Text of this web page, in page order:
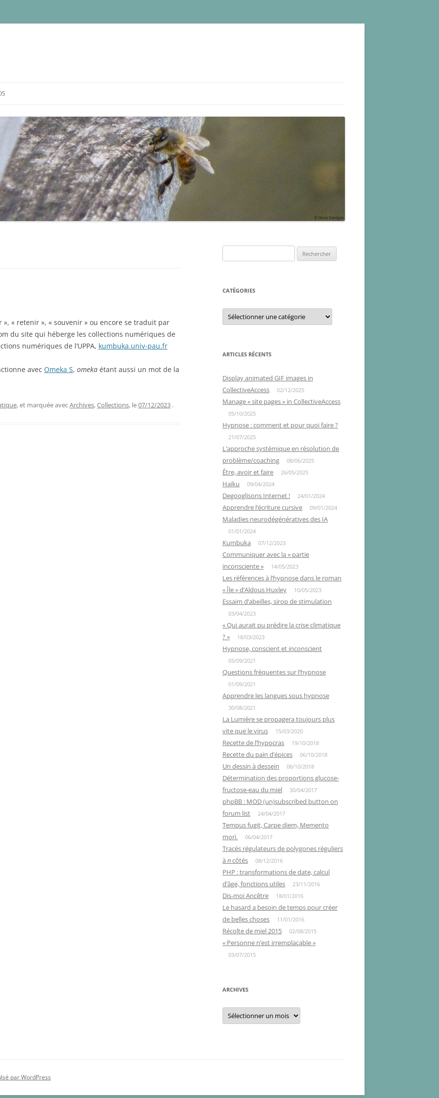
», « retenir », « souvenir » ou encore se traduit par
du site qui héberge les collections numériques de
numériques de l’UPPA, kumbuka.univ-pau.fr
avec Omeka S, omeka étant aussi un mot de la
, et marquée avecArchives,Collections, le07/12/2023 .
CATÉGORIES
Catégories
ARTICLES RÉCENTS
Display animated GIF images in
CollectiveAccess
02/12/2025
Manage « site pages » in CollectiveAccess
05/10/2025
Hypnose : comment et pour quoi faire ?
21/07/2025
L’approche systémique en résolution de
problème/coaching
08/06/2025
Être, avoir et faire 26/05/2025
Haïku 09/04/2024
Degooglisons Internet ! 24/01/2024
Apprendre l’écriture cursive 09/01/2024
Maladies neurodégénératives des IA
01/01/2024
Kumbuka 07/12/2023
Communiquer avec la « partie
inconsciente »
14/05/2023
Les références à l’hypnose dans le roman
« Île » d’Aldous Huxley
10/05/2023
Essaim d’abeilles, sirop de stimulation
03/04/2023
« Qui aurait pu prédire la crise climatique
? »
18/03/2023
Hypnose, conscient et inconscient
05/09/2021
Questions fréquentes sur l’hypnose
01/09/2021
Apprendre les langues sous hypnose
30/08/2021
La Lumière se propagera toujours plus
vite que le virus
15/03/2020
Recette de l’hypocras 19/10/2018
Recette du pain d’épices 06/10/2018
Un dessin à dessein 06/10/2018
Détermination des proportions glucose-
fructose-eau du miel
30/04/2017
phpBB : MOD (un)subscribed button on
forum list
24/04/2017
Tempus fugit, Carpe diem, Memento
mori.
06/04/2017
Tracés régulateurs de polygones réguliers
à ncôtés 08/12/2016
PHP : transformations de date, calcul
d’âge, fonctions utiles
23/11/2016
Dis-moi Ancêtre 18/01/2016
Le hasard a besoin de temps pour créer
de belles choses
11/01/2016
Récolte de miel 2015 02/08/2015
« Personne n’est irremplaçable »
03/07/2015
ARCHIVES
Archives
par WordPress